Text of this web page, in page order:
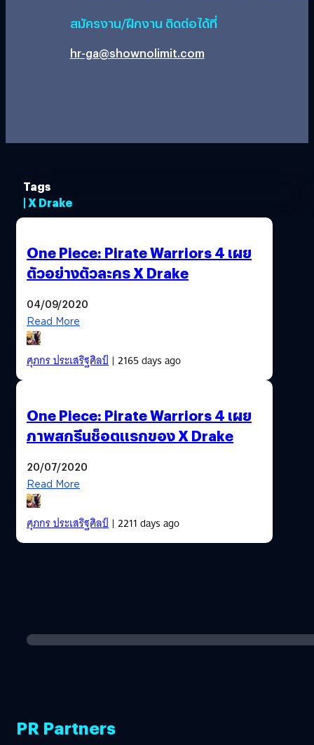
สมัครงาน/ฝึกงาน ติดต่อได้ที่
hr-ga@shownolimit.com
Tags
| X Drake
One Piece: Pirate Warriors 4 เผย
ตัวอย่างตัวละคร X Drake
04/09/2020
Read More
ศุภกร ประเสริฐศิลป์| 2165 days ago
One Piece: Pirate Warriors 4 เผย
ภาพสกรีนช็อตแรกของ X Drake
20/07/2020
Read More
ศุภกร ประเสริฐศิลป์| 2211 days ago
PR Partners